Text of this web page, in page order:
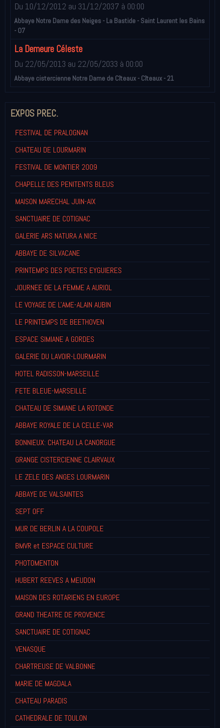
Du 10/12/2012 au 31/12/2037 à 00:00
Abbaye Notre Dame des Neiges - La Bastide - Saint Laurent les Bains
- 07
La Demeure Céleste
Du 22/05/2013 au 22/05/2033 à 00:00
Abbaye cistercienne Notre Dame de Cîteaux - Cîteaux - 21
EXPOS PREC.
FESTIVAL DE PRALOGNAN
CHATEAU DE LOURMARIN
FESTIVAL DE MONTIER 2009
CHAPELLE DES PENITENTS BLEUS
MAISON MARECHAL JUIN-AIX
SANCTUAIRE DE COTIGNAC
GALERIE ARS NATURA A NICE
ABBAYE DE SILVACANE
PRINTEMPS DES POETES EYGUIERES
JOURNEE DE LA FEMME A AURIOL
LE VOYAGE DE L'AME-ALAIN AUBIN
LE PRINTEMPS DE BEETHOVEN
ESPACE SIMIANE A GORDES
GALERIE DU LAVOIR-LOURMARIN
HOTEL RADISSON-MARSEILLE
FETE BLEUE-MARSEILLE
CHATEAU DE SIMIANE LA ROTONDE
ABBAYE ROYALE DE LA CELLE-VAR
BONNIEUX: CHATEAU LA CANORGUE
GRANGE CISTERCIENNE CLAIRVAUX
LE ZELE DES ANGES LOURMARIN
ABBAYE DE VALSAINTES
SEPT OFF
MUR DE BERLIN A LA COUPOLE
BMVR et ESPACE CULTURE
PHOTOMENTON
HUBERT REEVES A MEUDON
MAISON DES ROTARIENS EN EUROPE
GRAND THEATRE DE PROVENCE
SANCTUAIRE DE COTIGNAC
VENASQUE
CHARTREUSE DE VALBONNE
MARIE DE MAGDALA
CHATEAU PARADIS
CATHEDRALE DE TOULON